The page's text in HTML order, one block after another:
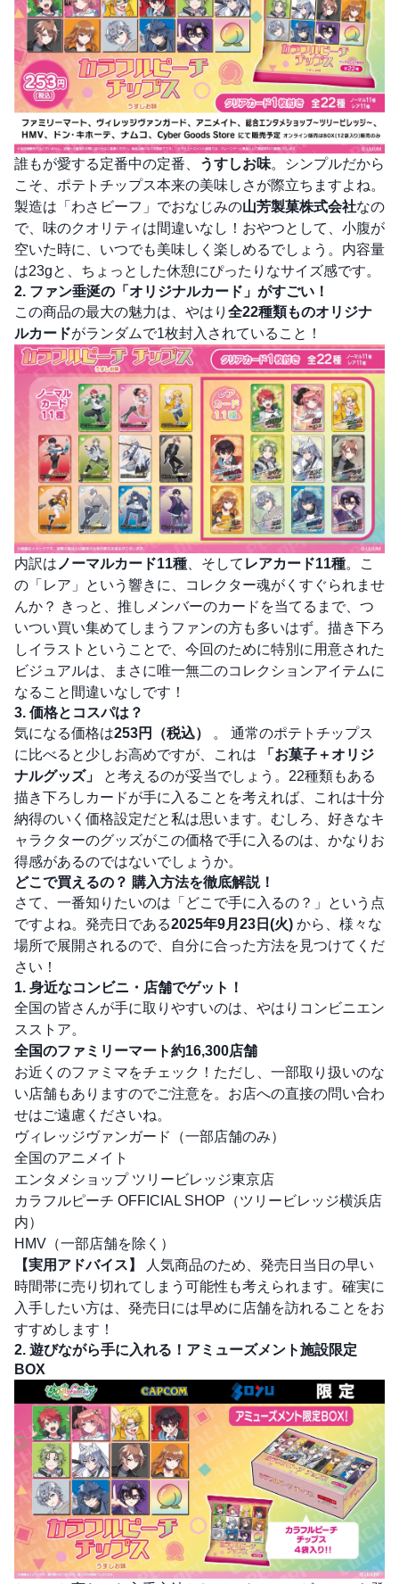
誰もが愛する定番中の定番、 うすしお味。シンプルだから
こそ、ポテトチップス本来の美味しさが際立ちますよね。
製造は「わさビーフ」でおなじみの山芳製菓株式会社なの
で、味のクオリティは間違いなし！おやつとして、小腹が
空いた時に、いつでも美味しく楽しめるでしょう。内容量
は23gと、ちょっとした休憩にぴったりなサイズ感です。
2. ファン垂涎の「オリジナルカード」がすごい！
この商品の最大の魅力は、やはり 全22種類ものオリジナ
ルカードがランダムで1枚封入されていること！
内訳は ノーマルカード11種 、そして レアカード11種。こ
の「レア」という響きに、コレクター魂がくすぐられませ
んか？ きっと、推しメンバーのカードを当てるまで、つ
いつい買い集めてしまうファンの方も多いはず。描き下ろ
しイラストということで、今回のために特別に用意された
ビジュアルは、まさに唯一無二のコレクションアイテムに
なること間違いなしです！
3. 価格とコスパは？
気になる価格は253円（税込）
。 通常のポテトチップス
に比べると少しお高めですが、これは
「お菓子＋オリジ
ナルグッズ」
と考えるのが妥当でしょう。22種類もある
描き下ろしカードが手に入ることを考えれば、これは十分
納得のいく価格設定だと私は思います。むしろ、好きなキ
ャラクターのグッズがこの価格で手に入るのは、かなりお
得感があるのではないでしょうか。
どこで買えるの？ 購入方法を徹底解説！
さて、一番知りたいのは「どこで手に入るの？」という点
ですよね。発売日である2025年9月23日(火) から、様々な
場所で展開されるので、自分に合った方法を見つけてくだ
さい！
1. 身近なコンビニ・店舗でゲット！
全国の皆さんが手に取りやすいのは、やはりコンビニエン
スストア。
全国のファミリーマート約16,300店舗
お近くのファミマをチェック！ただし、一部取り扱いのな
い店舗もありますのでご注意を。お店への直接の問い合わ
せはご遠慮くださいね。
ヴィレッジヴァンガード（一部店舗のみ）
全国のアニメイト
エンタメショップ ツリービレッジ東京店
カラフルピーチ OFFICIAL SHOP（ツリービレッジ横浜店
内）
HMV（一部店舗を除く）
【実用アドバイス】
人気商品のため、発売日当日の早い
時間帯に売り切れてしまう可能性も考えられます。確実に
入手したい方は、発売日には早めに店舗を訪れることをお
すすめします！
2. 遊びながら手に入れる！アミューズメント施設限定
BOX